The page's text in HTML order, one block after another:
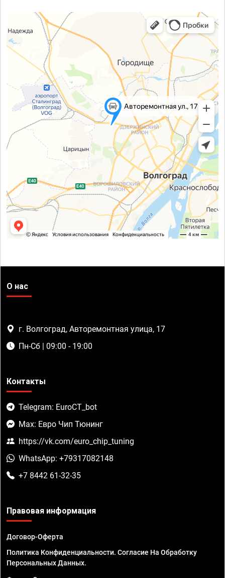
О нас
г. Волгоград, Авторемонтная улица, 17
Пн-Сб | 09:00 - 19:00
Контакты
Telegram: EuroCT_bot
Max: Евро Чип Тюнинг
https://vk.com/euro_chip_tuning
WhatsApp: +79317082148
+7 8442 61-32-35
Правовая информация
Договор-Оферта
Политика Конфиденциальности. Согласие На Обработку
Персональных Данных.